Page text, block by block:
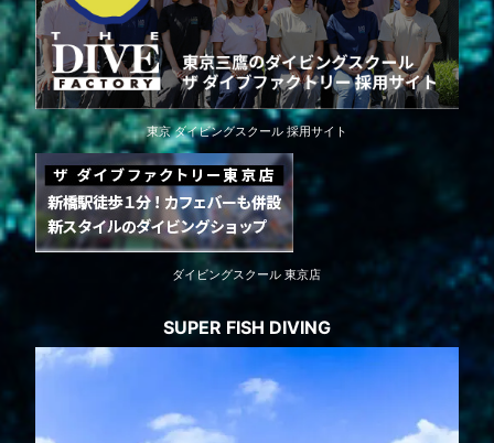
東京 ダイビングスクール 採用サイト
ダイビングスクール 東京店
SUPER FISH DIVING